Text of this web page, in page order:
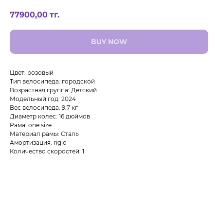
77900,00 тг.
BUY NOW
Цвет: розовый
Тип велосипеда: городской
Возрастная группа: Детский
Модельный год: 2024
Вес велосипеда: 9.7 кг
Диаметр колес: 16 дюймов
Рама: one size
Материал рамы: Сталь
Амортизация: rigid
Количество скоростей: 1